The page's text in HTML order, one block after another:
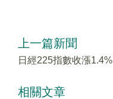
上一篇新聞
日經225指數收漲1.4%
相關文章